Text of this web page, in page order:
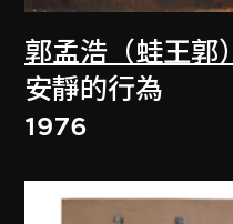
郭孟浩（蛙王郭）
安靜的行為
1976